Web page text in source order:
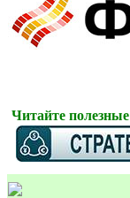
Читайте